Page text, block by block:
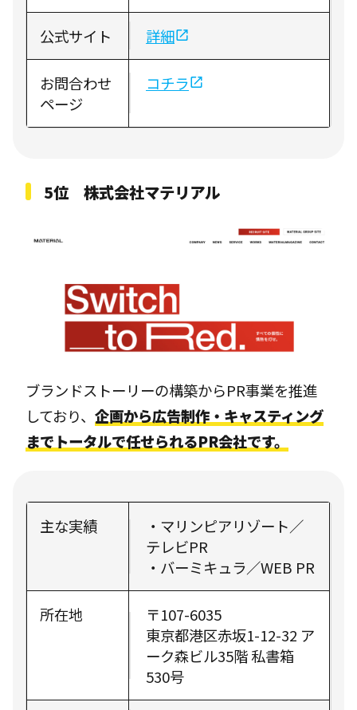
公式サイト 詳細
お問合わせ
ページ
コチラ
5位 株式会社マテリアル
ブランドストーリーの構築からPR事業を推進
しており、企画から広告制作・キャスティング
までトータルで任せられるPR会社です。
主な実績
・マリンピアリゾート／
テレビPR
・バーミキュラ／WEB PR
所在地
〒107-6035
東京都港区赤坂1-12-32 ア
ーク森ビル35階 私書箱
530号